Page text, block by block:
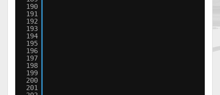
190
191
192
193
194
195
196
197
198
199
200
201